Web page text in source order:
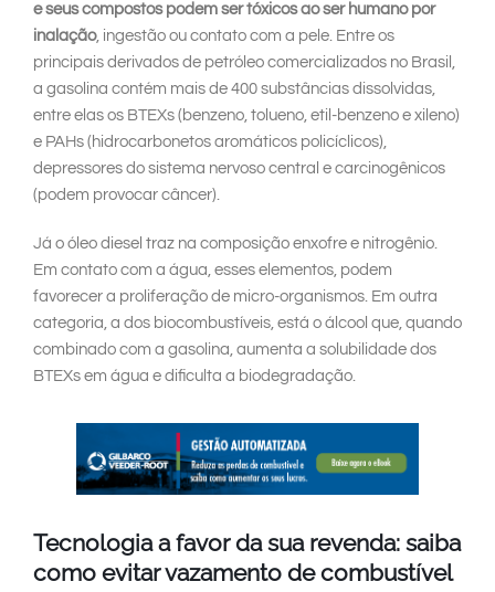
e seus compostos podem ser tóxicos ao ser humano por
inalação, ingestão ou contato com a pele. Entre os
principais derivados de petróleo comercializados no Brasil,
a gasolina contém mais de 400 substâncias dissolvidas,
entre elas os BTEXs (benzeno, tolueno, etil-benzeno e xileno)
e PAHs (hidrocarbonetos aromáticos policíclicos),
depressores do sistema nervoso central e carcinogênicos
(podem provocar câncer).
Já o óleo diesel traz na composição enxofre e nitrogênio.
Em contato com a água, esses elementos, podem
favorecer a proliferação de micro-organismos. Em outra
categoria, a dos biocombustíveis, está o álcool que, quando
combinado com a gasolina, aumenta a solubilidade dos
BTEXs em água e dificulta a biodegradação.
Tecnologia a favor da sua revenda: saiba
como evitar vazamento de combustível